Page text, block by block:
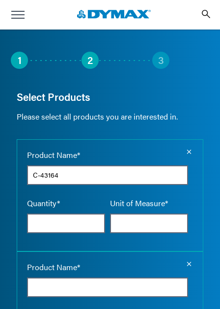
1 2 3
Select Products
Please select all products you are interested in.
Product Name*
Quantity* Unit of Measure*
Product Name*